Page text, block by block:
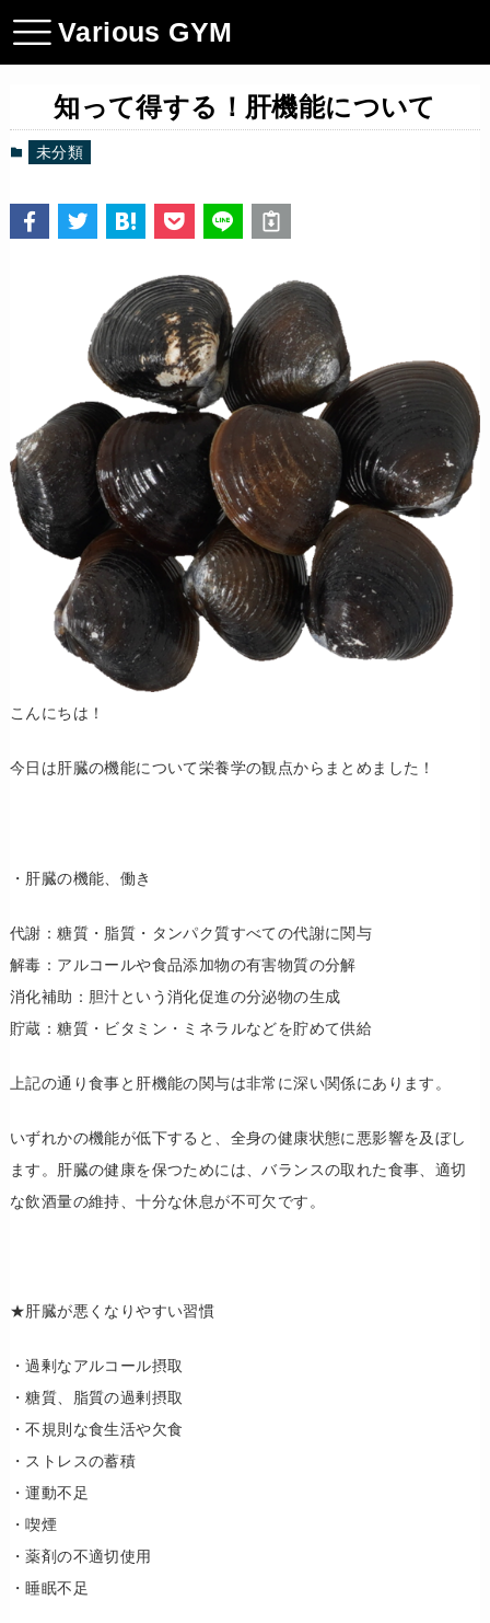
Various GYM
知って得する！肝機能について
未分類
こんにちは！
今日は肝臓の機能について栄養学の観点からまとめました！
・肝臓の機能、働き
代謝：糖質・脂質・タンパク質すべての代謝に関与
解毒：アルコールや食品添加物の有害物質の分解
消化補助：胆汁という消化促進の分泌物の生成
貯蔵：糖質・ビタミン・ミネラルなどを貯めて供給
上記の通り食事と肝機能の関与は非常に深い関係にあります。
いずれかの機能が低下すると、全身の健康状態に悪影響を及ぼし
ます。肝臓の健康を保つためには、バランスの取れた食事、適切
な飲酒量の維持、十分な休息が不可欠です。
★肝臓が悪くなりやすい習慣
・過剰なアルコール摂取
・糖質、脂質の過剰摂取
・不規則な食生活や欠食
・ストレスの蓄積
・運動不足
・喫煙
・薬剤の不適切使用
・睡眠不足